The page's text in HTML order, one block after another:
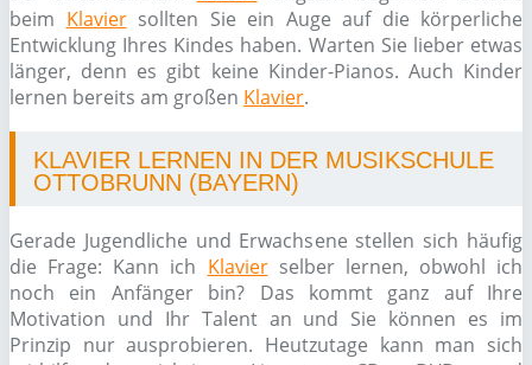
beim Klaviersollten Sie ein Auge auf die körperliche
Entwicklung Ihres Kindes haben. Warten Sie lieber etwas
länger, denn es gibt keine Kinder-Pianos. Auch Kinder
lernen bereits am großen Klavier.
KLAVIER LERNEN IN DER MUSIKSCHULE
OTTOBRUNN (BAYERN)
Gerade Jugendliche und Erwachsene stellen sich häufig
die Frage: Kann ich Klavierselber lernen, obwohl ich
noch ein Anfänger bin? Das kommt ganz auf Ihre
Motivation und Ihr Talent an und Sie können es im
Prinzip nur ausprobieren. Heutzutage kann man sich